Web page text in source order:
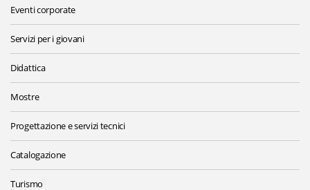
Eventi corporate
Servizi per i giovani
Didattica
Mostre
Progettazione e servizi tecnici
Catalogazione
Turismo